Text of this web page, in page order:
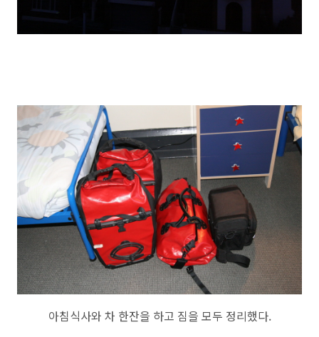
아침식사와 차 한잔을 하고 짐을 모두 정리했다.